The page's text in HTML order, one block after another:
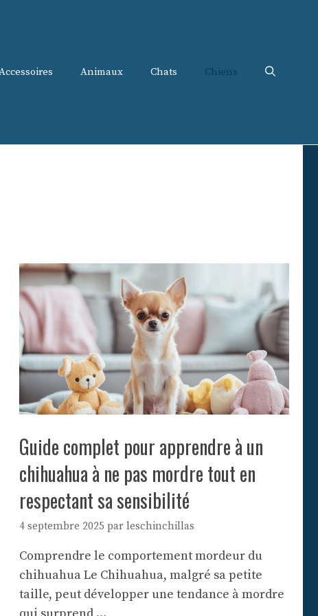
Animaux Chats Chiens
Guide complet pour apprendre à un
chihuahua à ne pas mordre tout en
respectant sa sensibilité
4 septembre 2025 par leschinchillas
Comprendre le comportement mordeur du
chihuahua Le Chihuahua, malgré sa petite
taille, peut développer une tendance à mordre